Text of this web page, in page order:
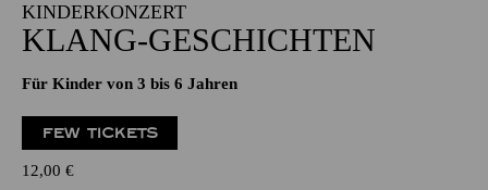
KINDERKONZERT
KLANG-GESCHICHTEN
Für Kinder von 3 bis 6 Jahren
FEW TICKETS
12,00 €